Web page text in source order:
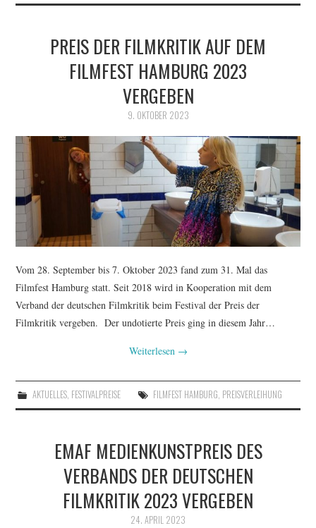
PREIS DER FILMKRITIK AUF DEM
FILMFEST HAMBURG 2023
VERGEBEN
9. OKTOBER 2023
Vom 28. September bis 7. Oktober 2023 fand zum 31. Mal das
Filmfest Hamburg statt. Seit 2018 wird in Kooperation mit dem
Verband der deutschen Filmkritik beim Festival der Preis der
Filmkritik vergeben. Der undotierte Preis ging in diesem Jahr…
Weiterlesen →
AKTUELLES, FESTIVALPREISE FILMFEST HAMBURG, PREISVERLEIHUNG
EMAF MEDIENKUNSTPREIS DES
VERBANDS DER DEUTSCHEN
FILMKRITIK 2023 VERGEBEN
24. APRIL 2023